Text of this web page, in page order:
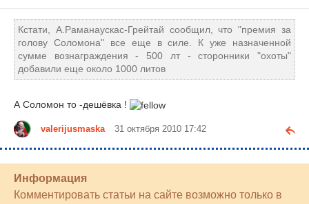
Кстати, А.Раманаускас-Грейтай сообщил, что "премия за
голову Соломона" все еще в силе. К уже назначенной
сумме вознаграждения - 500 лт - сторонники "охоты"
добавили еще около 1000 литов
А Соломон то -дешёвка !
valerijusmaska 31 октября 2010 17:42
Информация
Комментировать статьи на сайте возможно только в